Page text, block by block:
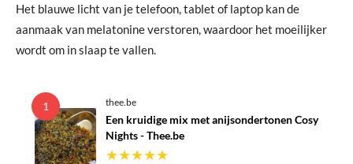
Het blauwe licht van je telefoon, tablet of laptop kan de
aanmaak van melatonine verstoren, waardoor het moeilijker
wordt om in slaap te vallen.
1 thee.be
Een kruidige mix met anijsondertonen Cosy
Nights - Thee.be
★★★★★